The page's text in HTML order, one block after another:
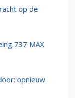
op de
737 MAX
opnieuw